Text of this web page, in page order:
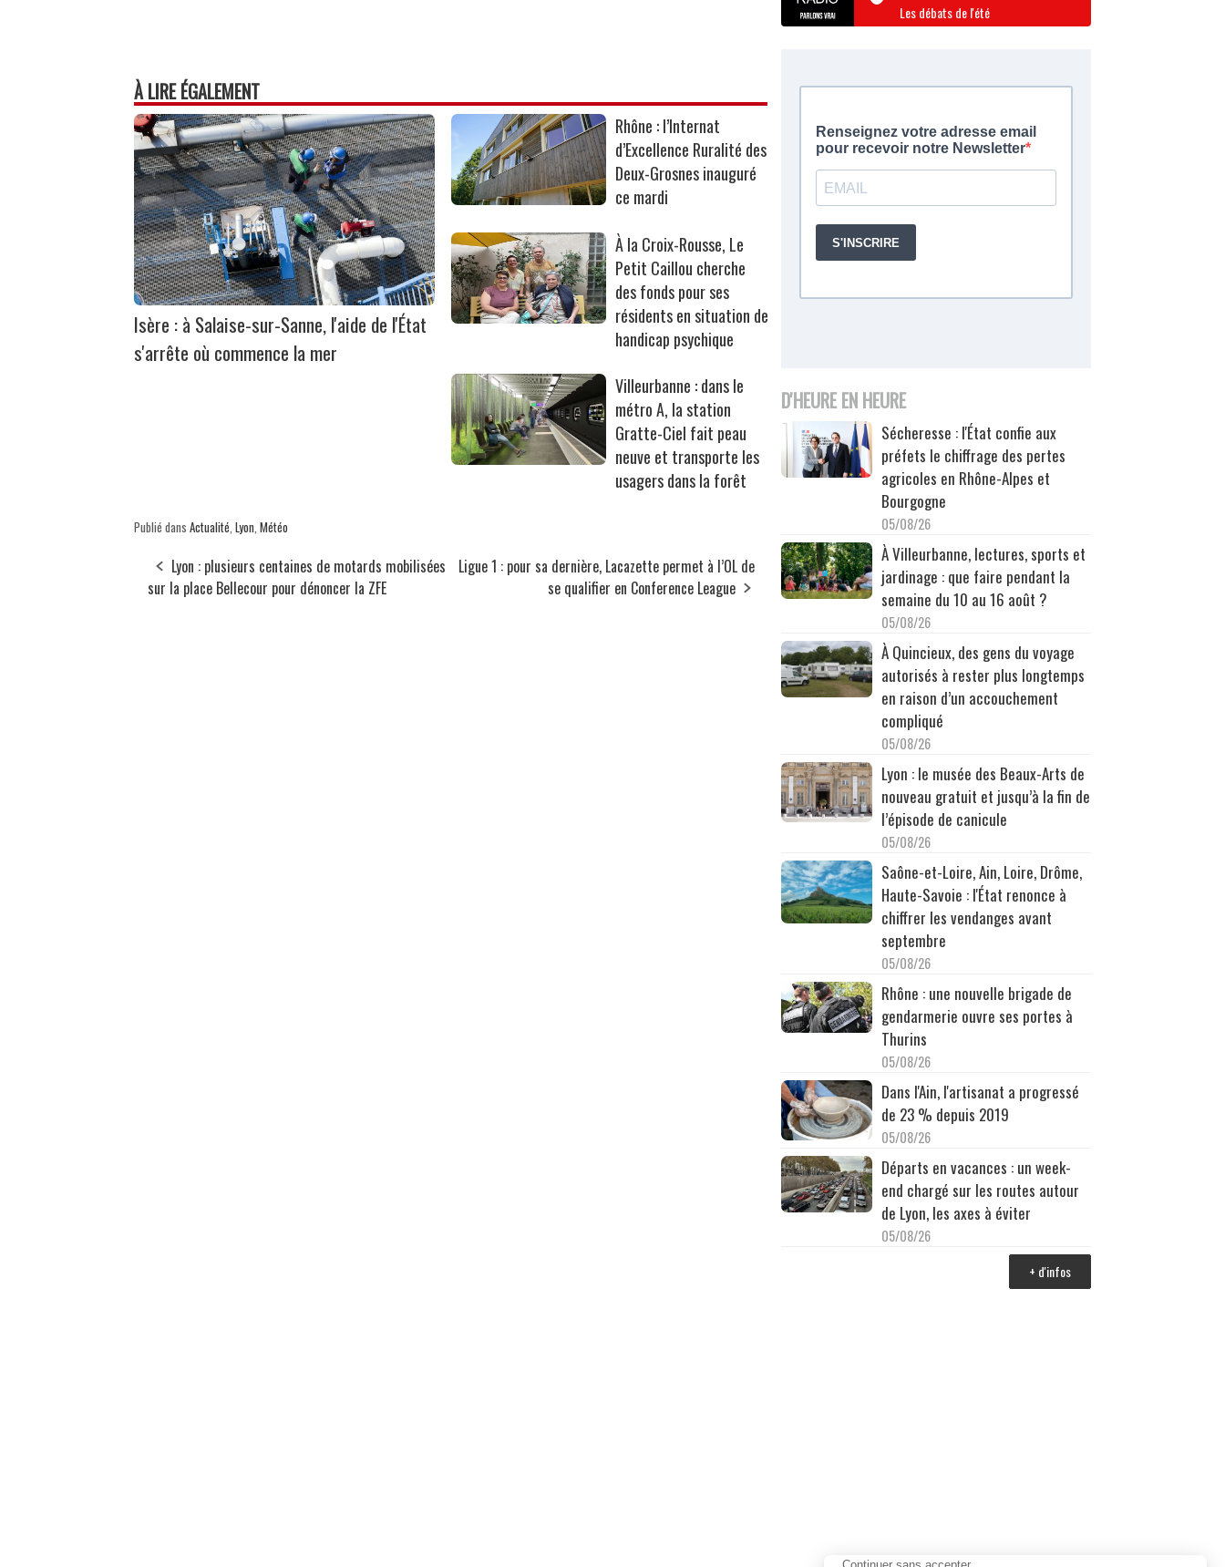
À LIRE ÉGALEMENT
Isère : à Salaise-sur-Sanne, l'aide de l'État
s'arrête où commence la mer
Rhône : l’Internat
d’Excellence Ruralité des
Deux-Grosnes inauguré
ce mardi
À la Croix-Rousse, Le
Petit Caillou cherche
des fonds pour ses
résidents en situation de
handicap psychique
Villeurbanne : dans le
métro A, la station
Gratte-Ciel fait peau
neuve et transporte les
usagers dans la forêt
Publié dans Actualité Lyon Météo
Lyon : plusieurs centaines de motards mobilisées
sur la place Bellecour pour dénoncer la ZFE
Ligue 1 : pour sa dernière, Lacazette permet à l’OL de
se qualifier en Conference League
Les débats de l'été
D'HEURE EN HEURE
Sécheresse : l'État confie aux
préfets le chiffrage des pertes
agricoles en Rhône-Alpes et
Bourgogne
05/08/26
À Villeurbanne, lectures, sports et
jardinage : que faire pendant la
semaine du 10 au 16 août ?
05/08/26
À Quincieux, des gens du voyage
autorisés à rester plus longtemps
en raison d’un accouchement
compliqué
05/08/26
Lyon : le musée des Beaux-Arts de
nouveau gratuit et jusqu’à la fin de
l’épisode de canicule
05/08/26
Saône-et-Loire, Ain, Loire, Drôme,
Haute-Savoie : l'État renonce à
chiffrer les vendanges avant
septembre
05/08/26
Rhône : une nouvelle brigade de
gendarmerie ouvre ses portes à
Thurins
05/08/26
Dans l'Ain, l'artisanat a progressé
de 23 % depuis 2019
05/08/26
Départs en vacances : un week-
end chargé sur les routes autour
de Lyon, les axes à éviter
05/08/26
+ d'infos